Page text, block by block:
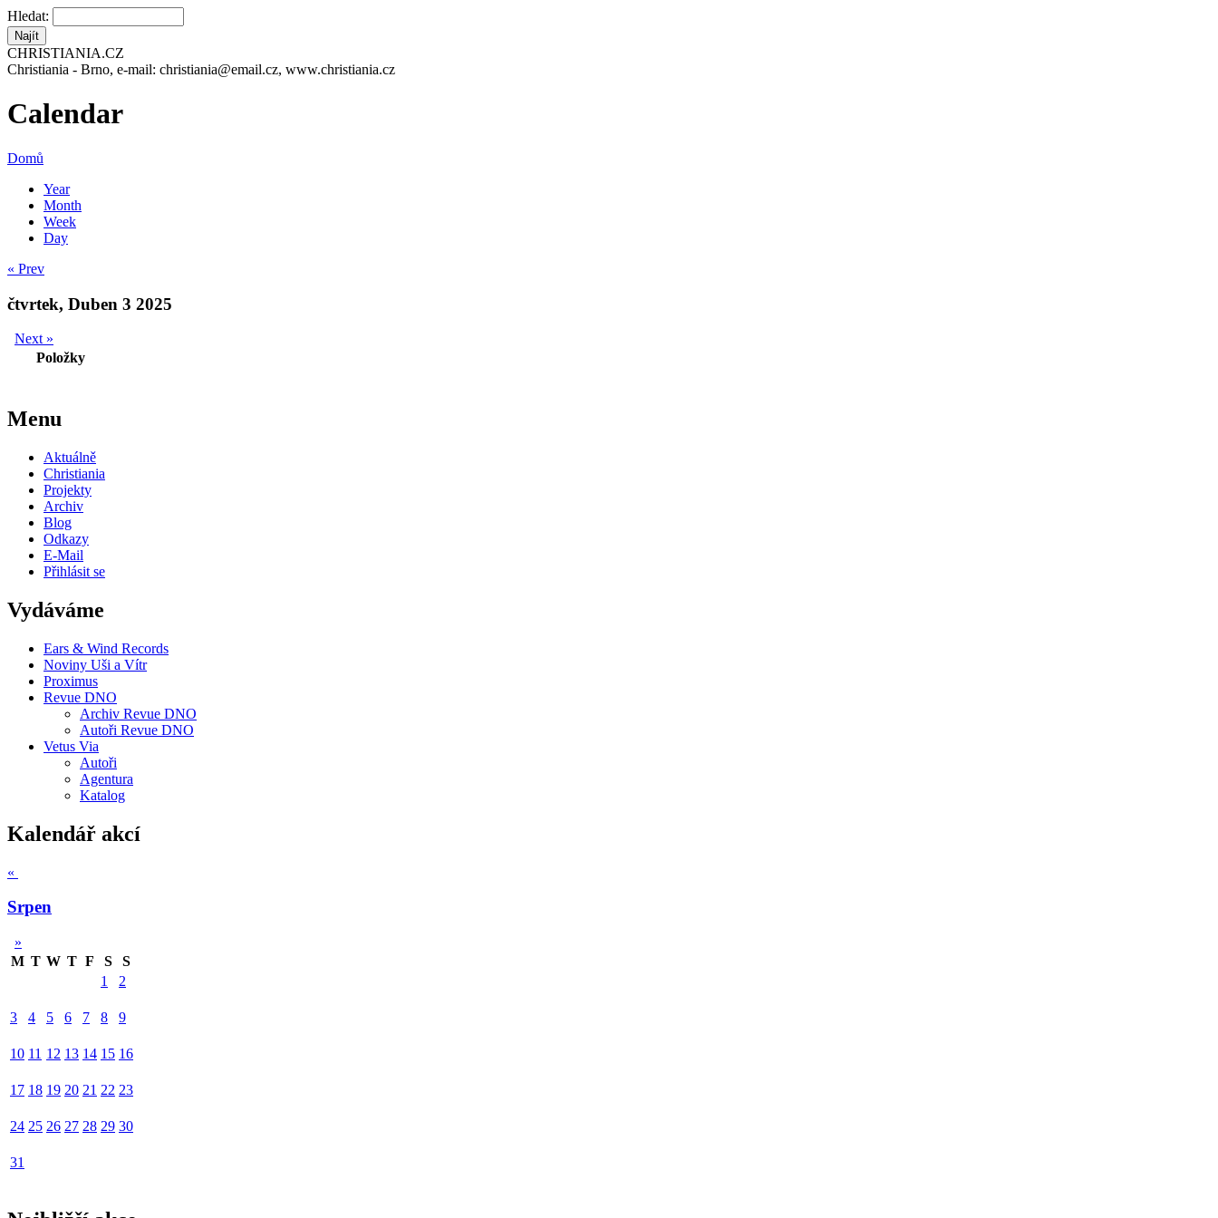
Hledat:
CHRISTIANIA.CZ
Christiania - Brno, e-mail: christiania@email.cz, www.christiania.cz
Calendar
Domů
Year
Month
Week
Day
« Prev
čtvrtek, Duben 3 2025
Next »
Položky
Menu
Aktuálně
Christiania
Projekty
Archiv
Blog
Odkazy
E-Mail
Přihlásit se
Vydáváme
Ears & Wind Records
Noviny Uši a Vítr
Proximus
Revue DNO
Archiv Revue DNO
Autoři Revue DNO
Vetus Via
Autoři
Agentura
Katalog
Kalendář akcí
«
Srpen
»
M T W T F S
S
1
2
3 4 5 6 7 8 9
10 11 12 13 14 15 16
17 18 19 20 21 22 23
24 25 26 27 28 29 30
31